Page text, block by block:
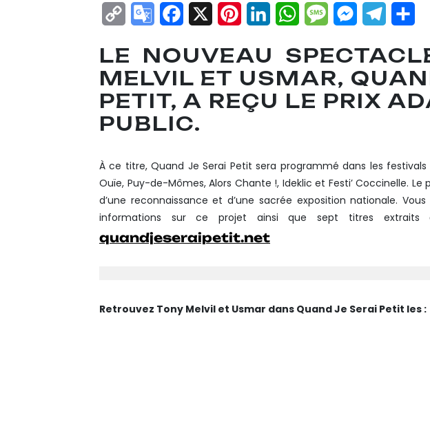
Copy GoogleFacebook
X Pinterest
LinkedInWhatsApp
MessageMessenger
LE NOUVEAU
MELVIL ET USMAR,
PETIT, A REÇU LE PRIX
PUBLIC.
À ce titre, Quand Je Serai Petit sera programmé dans les
Ouïe, Puy-de-Mômes, Alors Chante !, Ideklic et Festi’ Coccinelle.
d’une reconnaissance et d’une sacrée exposition nationale.
informations sur ce projet ainsi que sept titres
quandjeseraipetit.net
Retrouvez Tony Melvil et Usmar dans Quand Je Serai Petit les :